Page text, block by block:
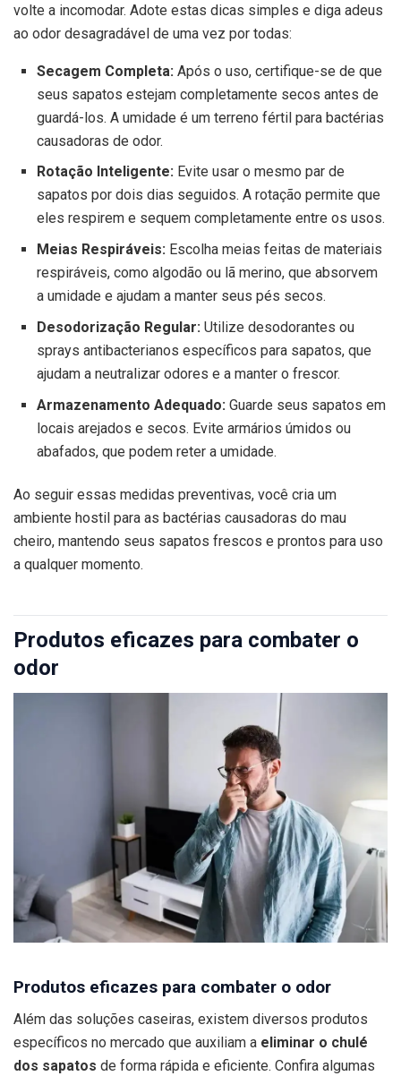
volte a incomodar. Adote estas dicas simples e diga adeus
ao odor desagradável de uma vez por todas:
Secagem Completa: Após o uso, certifique-se de que
seus sapatos estejam completamente secos antes de
guardá-los. A umidade é um terreno fértil para bactérias
causadoras de odor.
Rotação Inteligente:Evite usar o mesmo par de
sapatos por dois dias seguidos. A rotação permite que
eles respirem e sequem completamente entre os usos.
Meias Respiráveis:Escolha meias feitas de materiais
respiráveis, como algodão ou lã merino, que absorvem
a umidade e ajudam a manter seus pés secos.
Desodorização Regular:Utilize desodorantes ou
sprays antibacterianos específicos para sapatos, que
ajudam a neutralizar odores e a manter o frescor.
Armazenamento Adequado:Guarde seus sapatos em
locais arejados e secos. Evite armários úmidos ou
abafados, que podem reter a umidade.
Ao seguir essas medidas preventivas, você cria um
ambiente hostil para as bactérias causadoras do mau
cheiro, mantendo seus sapatos frescos e prontos para uso
a qualquer momento.
Produtos eficazes para combater o
odor
Produtos eficazes para combater o odor
Além das soluções caseiras, existem diversos produtos
específicos no mercado que auxiliam a eliminar o chulé
dos sapatos de forma rápida e eficiente. Confira algumas